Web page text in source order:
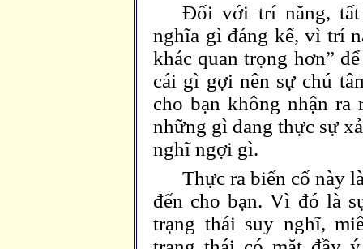
Đối với trí năng, tất
nghĩa gì đáng kể, vì trí
khác quan trọng hơn”
cái gì gợi nên sự chú
cho bạn không nhận ra
những gì đang thực sự
nghĩ ngợi gì.
Thực ra biến cố này
đến cho bạn. Vì đó là
trạng thái suy nghĩ,